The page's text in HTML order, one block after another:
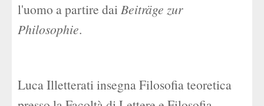
l'uomo a partire daiBeiträge zur
Philosophie.
Luca Illetterati insegna Filosofia teoretica